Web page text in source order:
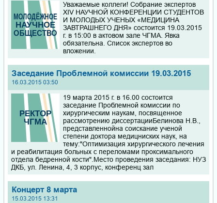
Уважаемые коллеги! Собрание экспертов
XIV НАУЧНОЙ КОНФЕРЕНЦИИ СТУДЕНТОВ
И МОЛОДЫХ УЧЕНЫХ «МЕДИЦИНА
ЗАВТРАШНЕГО ДНЯ» состоится 19.03.2015
г. в 15:00 в актовом зале ЧГМА. Явка
обязательна. Список экспертов во
вложении.
Заседание Проблемной комиссии 19.03.2015
16.03.2015 03:50
19 марта 2015 г. в 16.00 состоится
заседание Проблемной комиссии по
хирургическим наукам, посвященное
рассмотрению диссертацииБелинова Н.В.,
представленнойна соискание ученой
степени доктора медицниских наук, на
тему:"Оптимизация хирургического лечения
и реабилитация больных с переломами проксимального
отдела бедренной кости".Место проведения заседания: НУЗ
ДКБ, ул. Ленина, 4, 3 корпус, конференц зал
Концерт 8 марта
15.03.2015 13:31